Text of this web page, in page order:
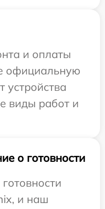
и оплаты
официальную
устройства
виды работ и
о готовности
и наш